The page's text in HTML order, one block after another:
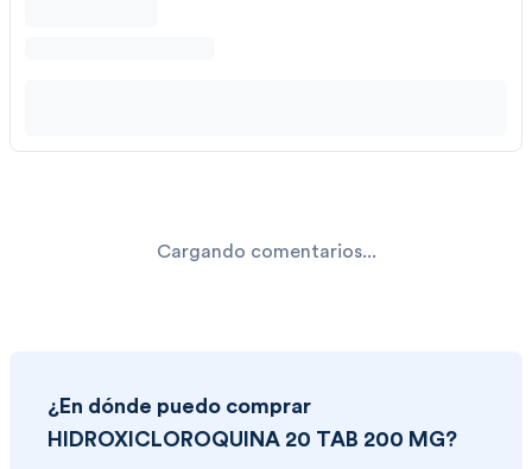
Cargando comentarios...
¿En dónde puedo comprar
HIDROXICLOROQUINA 20 TAB 200 MG?